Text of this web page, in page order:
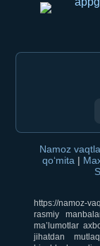
Namoz
qo‘mita |
https://namoz-
rasmiy
ma’lumotlar
jihatdan